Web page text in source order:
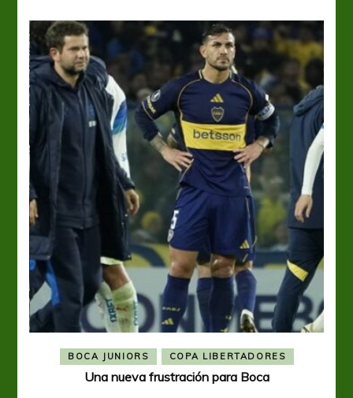
BOCA JUNIORS COPA LIBERTADORES
Una nueva frustración para Boca